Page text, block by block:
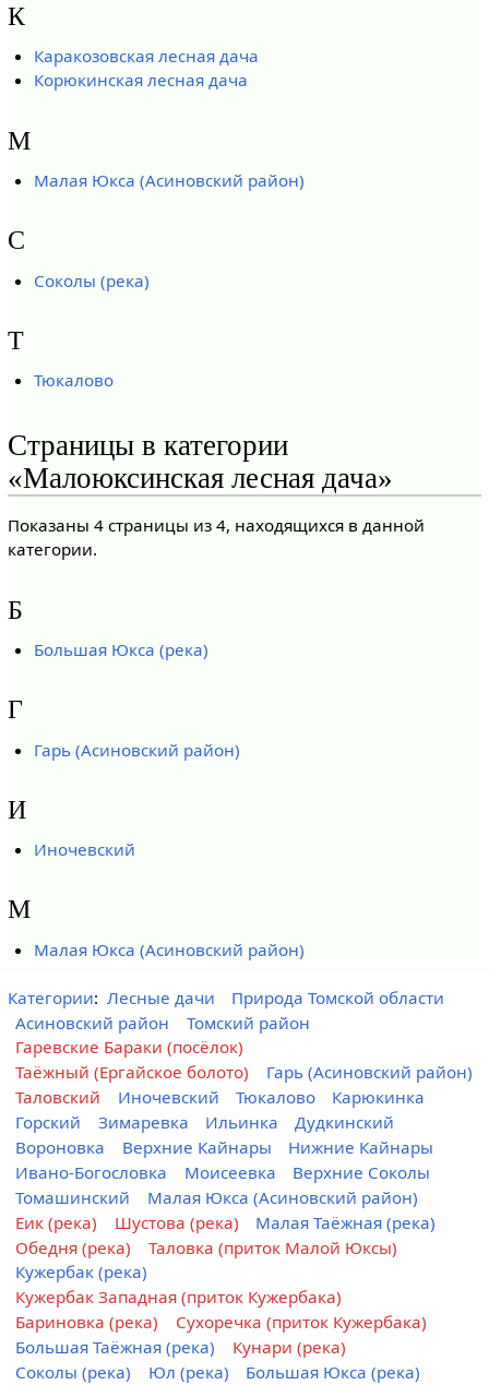
К
Каракозовская лесная дача
Корюкинская лесная дача
М
Малая Юкса (Асиновский район)
С
Соколы (река)
Т
Тюкалово
Страницы в категории
«Малоюксинская лесная дача»
Показаны 4 страницы из 4, находящихся в данной
категории.
Б
Большая Юкса (река)
Г
Гарь (Асиновский район)
И
Иночевский
М
Малая Юкса (Асиновский район)
Категории: Лесные дачи
Природа Томской области
Асиновский район
Томский район
Гаревские Бараки (посёлок)
Таёжный (Ергайское болото)
Гарь (Асиновский район)
Таловский
Иночевский Тюкалово
Карюкинка
Горский
Зимаревка Ильинка
Дудкинский
Вороновка
Верхние Кайнары
Нижние Кайнары
Ивано-Богословка
Моисеевка
Верхние Соколы
Томашинский
Малая Юкса (Асиновский район)
Еик (река)
Шустова (река)
Малая Таёжная (река)
Обедня (река)
Таловка (приток Малой Юксы)
Кужербак (река)
Кужербак Западная (приток Кужербака)
Бариновка (река)
Сухоречка (приток Кужербака)
Большая Таёжная (река)
Кунари (река)
Соколы (река)
Юл (река) Большая Юкса (река)